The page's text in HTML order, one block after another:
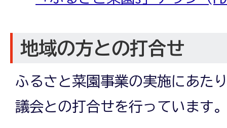
地域の方との打合せ
ふるさと菜園事業の実施にあた
議会との打合せを行っています